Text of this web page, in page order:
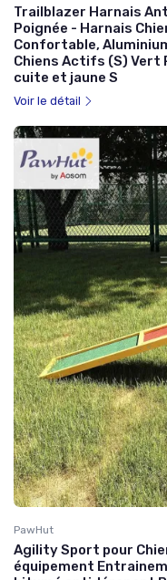
Trailblazer Harnais
Poignée - Harnais
Confortable,
Chiens Actifs (S) Vert
cuite et jaune S
Voir le détail
PawHut
Agility Sport pour
équipement